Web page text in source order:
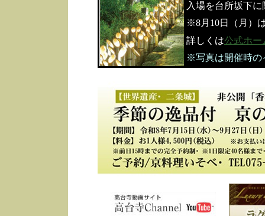
入場を台所坂下
※8月10日（月）
詳しくは公式ホー
※写真は開催時の